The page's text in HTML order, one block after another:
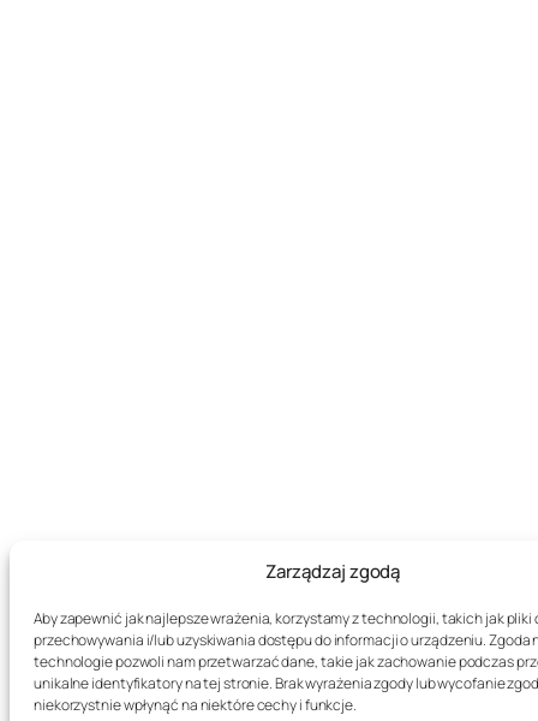
Zarządzaj zgodą
Aby zapewnić jak najlepsze wrażenia, korzystamy z technologii, takich jak pliki
przechowywania i/lub uzyskiwania dostępu do informacji o urządzeniu. Zgoda
technologie pozwoli nam przetwarzać dane, takie jak zachowanie podczas
unikalne identyfikatory na tej stronie. Brak wyrażenia zgody lub wycofanie
niekorzystnie wpłynąć na niektóre cechy i funkcje.